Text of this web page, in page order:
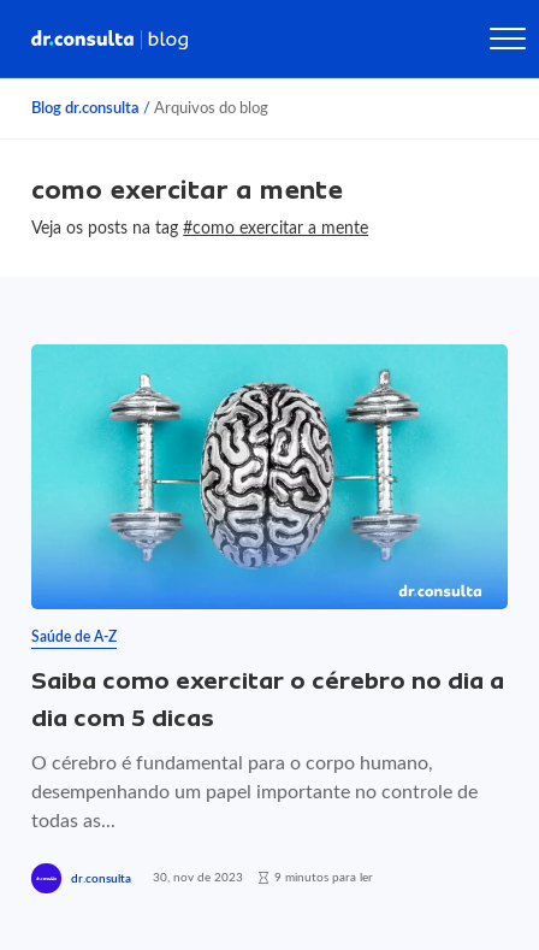
Blog dr.consulta / Arquivos do blog
como exercitar a mente
Veja os posts na tag#como exercitar a mente
Saúde de A-Z
Saiba como exercitar o cérebro no dia a
dia com 5 dicas
O cérebro é fundamental para o corpo humano,
desempenhando um papel importante no controle de
todas as...
dr.consulta 30, nov de 2023 9 minutos para ler